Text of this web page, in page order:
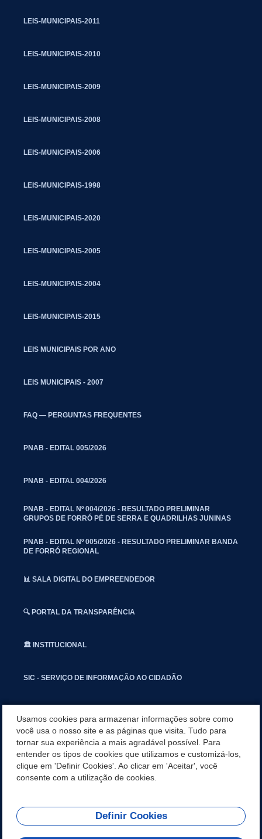
LEIS-MUNICIPAIS-2011
LEIS-MUNICIPAIS-2010
LEIS-MUNICIPAIS-2009
LEIS-MUNICIPAIS-2008
LEIS-MUNICIPAIS-2006
LEIS-MUNICIPAIS-1998
LEIS-MUNICIPAIS-2020
LEIS-MUNICIPAIS-2005
LEIS-MUNICIPAIS-2004
LEIS-MUNICIPAIS-2015
LEIS MUNICIPAIS POR ANO
LEIS MUNICIPAIS - 2007
FAQ — PERGUNTAS FREQUENTES
PNAB - EDITAL 005/2026
PNAB - EDITAL 004/2026
PNAB - EDITAL Nº 004/2026 - RESULTADO PRELIMINAR
GRUPOS DE FORRÓ PÉ DE SERRA E QUADRILHAS JUNINAS
PNAB - EDITAL Nº 005/2026 - RESULTADO PRELIMINAR BANDA
DE FORRÓ REGIONAL
📊 SALA DIGITAL DO EMPREENDEDOR
🔍 PORTAL DA TRANSPARÊNCIA
🏛️ INSTITUCIONAL
SIC - SERVIÇO DE INFORMAÇÃO AO CIDADÃO
INSTAGRAN
📱🩺 SAUDE CONECTADA
REDES SOCIAIS
Usamos cookies para armazenar informações sobre como
você usa o nosso site e as páginas que visita. Tudo para
tornar sua experiência a mais agradável possível. Para
entender os tipos de cookies que utilizamos e customizá-los,
clique em 'Definir Cookies'. Ao clicar em 'Aceitar', você
consente com a utilização de cookies.
Definir Cookies